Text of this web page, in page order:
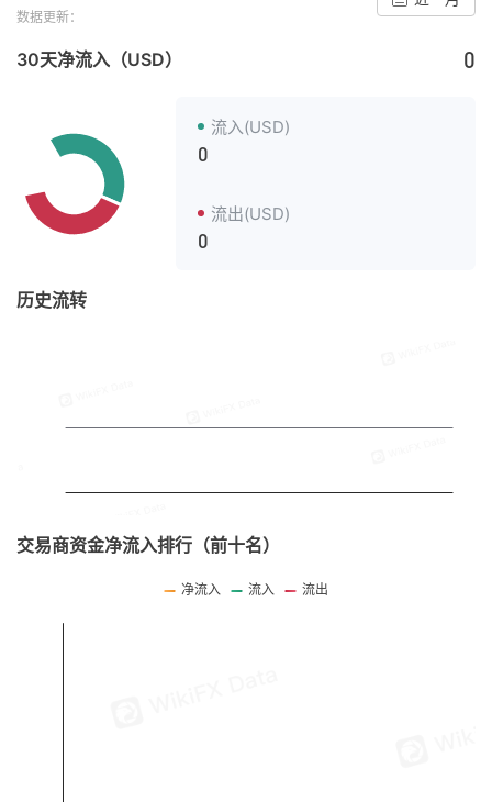
数据更新：
30天净流入（USD） 0
流入(USD)
0
流出(USD)
0
历史流转
交易商资金净流入排行（前十名）